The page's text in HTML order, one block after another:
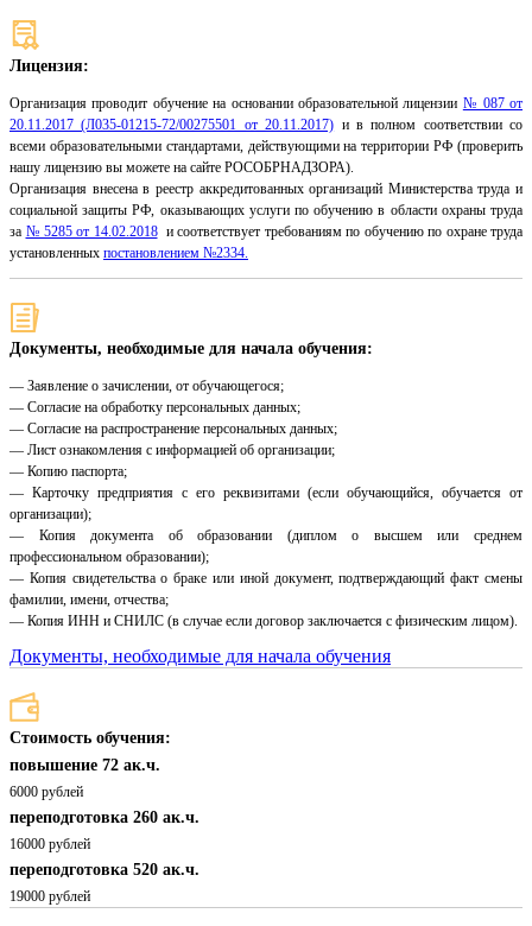
Лицензия:
Организация проводит обучение на основании образовательной лицензии № 087 от
20.11.2017 (Л035-01215-72/00275501 от 20.11.2017) и в полном соответствии со
всеми образовательными стандартами, действующими на территории РФ (проверить
нашу лицензию вы можете на сайте РОСОБРНАДЗОРА).
Организация внесена в реестр аккредитованных организаций Министерства труда и
социальной защиты РФ, оказывающих услуги по обучению в области охраны труда
за № 5285 от 14.02.2018и соответствует требованиям по обучению по охране труда
установленных постановлением №2334.
Документы, необходимые для начала обучения:
— Заявление о зачислении, от обучающегося;
— Согласие на обработку персональных данных;
— Согласие на распространение персональных данных;
— Лист ознакомления с информацией об организации;
— Копию паспорта;
— Карточку предприятия с его реквизитами (если обучающийся, обучается от
организации);
— Копия документа об образовании (диплом о высшем или среднем
профессиональном образовании);
— Копия свидетельства о браке или иной документ, подтверждающий факт смены
фамилии, имени, отчества;
— Копия ИНН и СНИЛС (в случае если договор заключается с физическим лицом).
Документы, необходимые для начала обучения
Стоимость обучения:
повышение 72 ак.ч.
6000 рублей
переподготовка 260 ак.ч.
16000 рублей
переподготовка 520 ак.ч.
19000 рублей